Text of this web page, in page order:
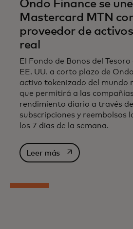
Ondo Finance se
Mastercard MTN
proveedor de
real
El Fondo de Bonos del
EE. UU. a corto plazo de
activo tokenizado del mundo
que permitirá a las
rendimiento diario a través
subscripciones y reembolsos
los 7 días de la semana.
Leer másse abre en una